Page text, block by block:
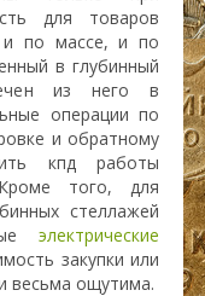
для товаров
по массе, и по
в глубинный
из него в
операции по
и обратному
кпд работы
того, для
стеллажей
электрические
закупки или
весьма ощутима.